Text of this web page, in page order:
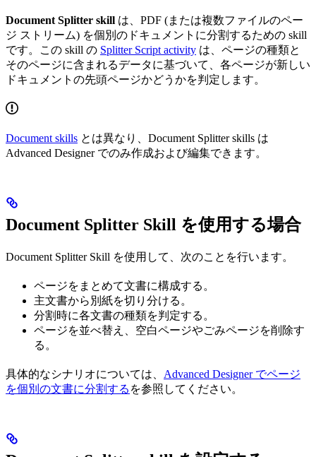
Document Splitter skill は、PDF (または複数ファイルのペー
ジ ストリーム) を個別のドキュメントに分割するための skill
です。この skill の Splitter Script activity は、ページの種類と
そのページに含まれるデータに基づいて、各ページが新しい
ドキュメントの先頭ページかどうかを判定します。
Document skills とは異なり、Document Splitter skills は
Advanced Designer でのみ作成および編集できます。
Document Splitter Skill を使用する場合
Document Splitter Skill を使用して、次のことを行います。
ページをまとめて文書に構成する。
主文書から別紙を切り分ける。
分割時に各文書の種類を判定する。
ページを並べ替え、空白ページやごみページを削除す
る。
具体的なシナリオについては、 Advanced Designer でページ
を個別の文書に分割する を参照してください。